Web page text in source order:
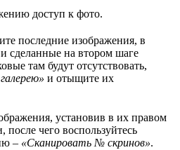
доступ к фото.
последние изображения, в
сделанные на втором шаге
там будут отсутствовать,
и отыщите их
установив в их правом
чего воспользуйтесь
– «Сканировать № скринов».